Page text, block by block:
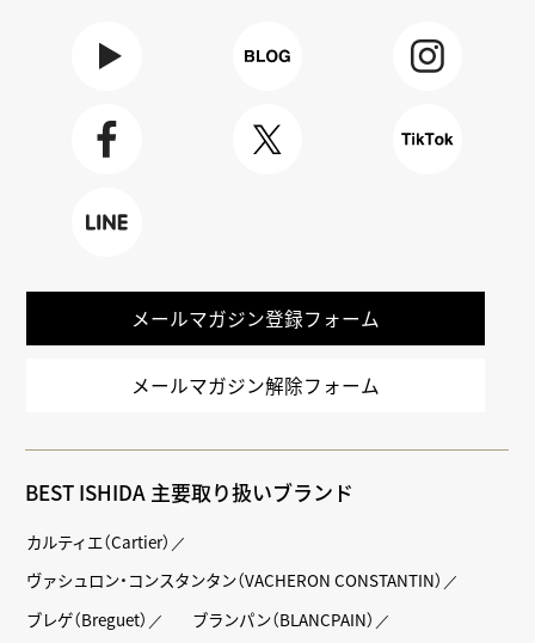
メールマガジン登録フォーム
メールマガジン解除フォーム
BEST ISHIDA 主要取り扱いブランド
カルティエ（Cartier）
ヴァシュロン・コンスタンタン（VACHERON CONSTANTIN）
ブレゲ（Breguet）
ブランパン（BLANCPAIN）